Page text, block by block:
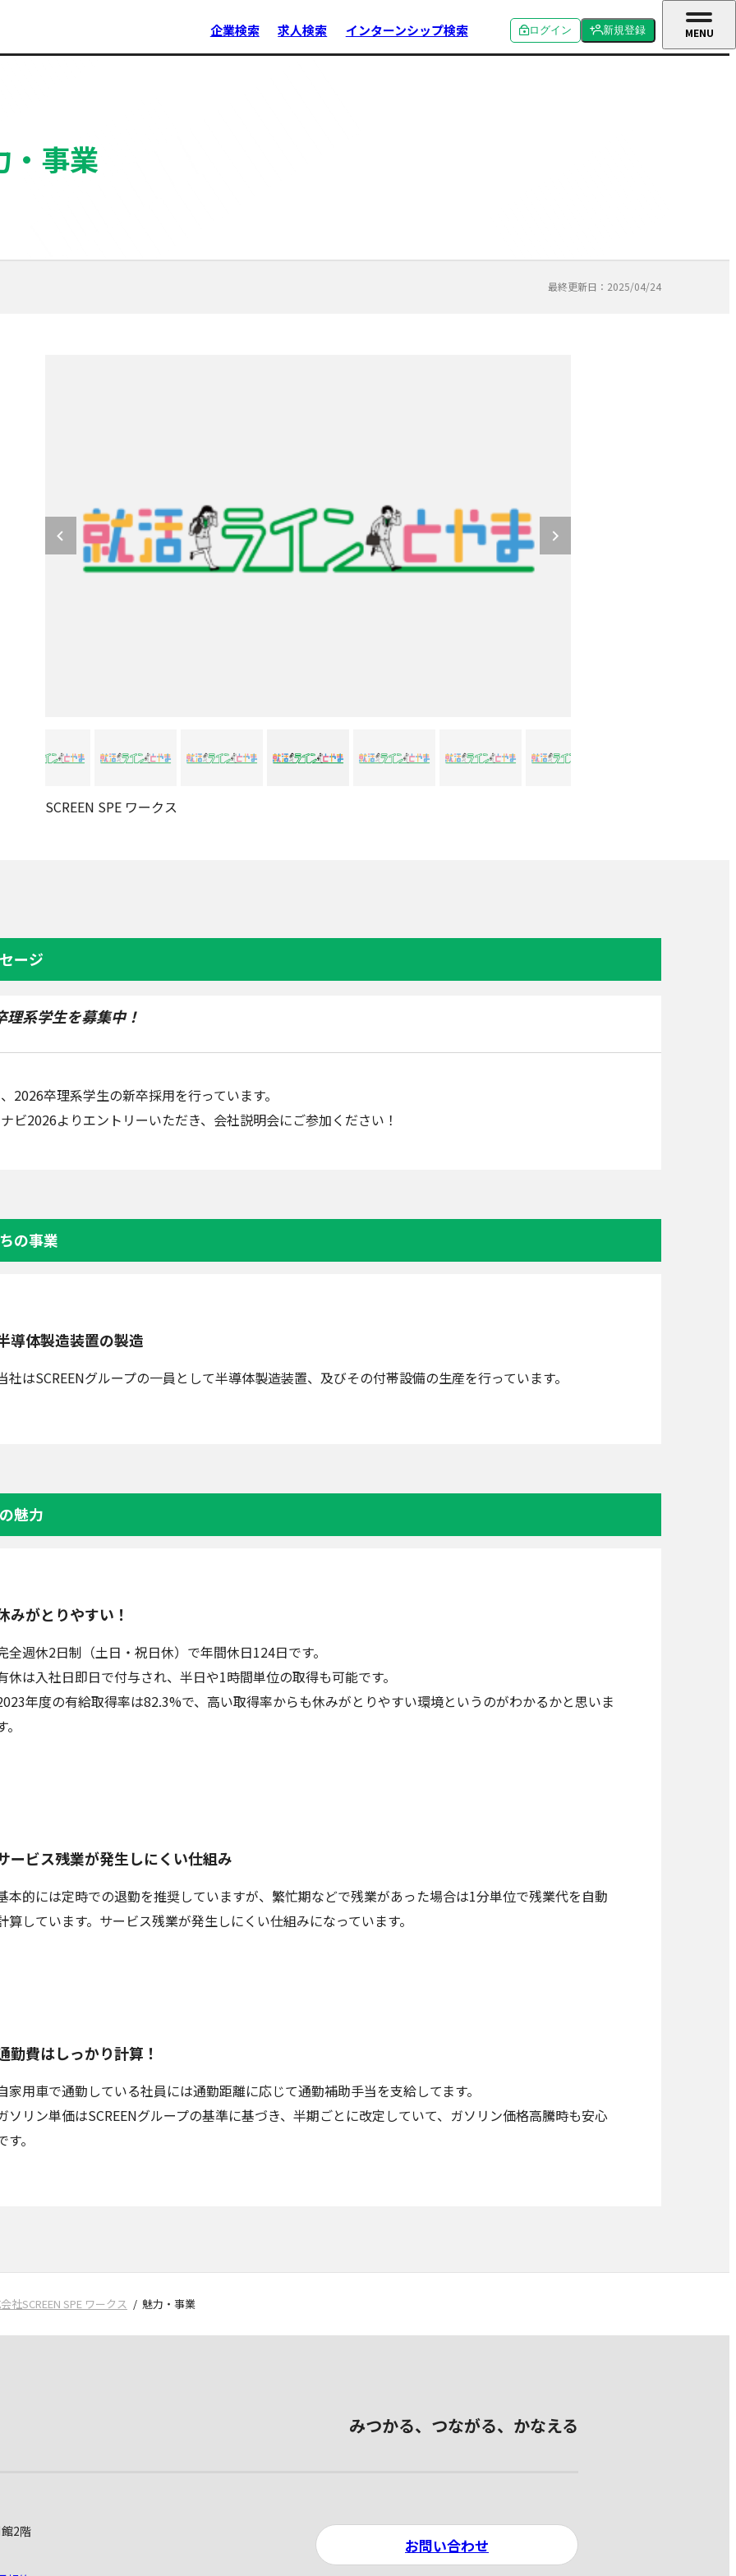
企業検索 求人検索 インターンシップ検索 ログイン 新規登録
・事業
最終更新日：2025/04/24
SCREEN SPE ワークス
ージ
理系学生を募集中！
2026卒理系学生の新卒採用を行っています。
ビ2026よりエントリーいただき、会社説明会にご参加ください！
の事業
導体製造装置の製造
社はSCREENグループの一員として半導体製造装置、及びその付帯設備の生産を行っています。
魅力
みがとりやすい！
全週休2日制（土日・祝日休）で年間休日124日です。
休は入社日即日で付与され、半日や1時間単位の取得も可能です。
年度の有給取得率は82.3%で、高い取得率からも休みがとりやすい環境というのがわかるかと思いま
。
ービス残業が発生しにくい仕組み
本的には定時での退勤を推奨していますが、繁忙期などで残業があった場合は1分単位で残業代を自動
算しています。サービス残業が発生しにくい仕組みになっています。
勤費はしっかり計算！
家用車で通勤している社員には通勤距離に応じて通勤補助手当を支給してます。
ソリン単価はSCREENグループの基準に基づき、半期ごとに改定していて、ガソリン価格高騰時も安心
す。
社SCREEN SPE ワークス 魅力・事業
みつかる、つながる、かなえる
2階
お問い合わせ
MENU